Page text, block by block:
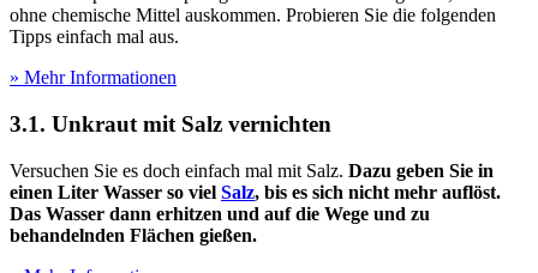
ohne chemische Mittel auskommen. Probieren Sie die folgenden
Tipps einfach mal aus.
» Mehr Informationen
3.1. Unkraut mit Salz vernichten
Versuchen Sie es doch einfach mal mit Salz. Dazu geben Sie in
einen Liter Wasser so viel Salz, bis es sich nicht mehr auflöst.
Das Wasser dann erhitzen und auf die Wege und zu
behandelnden Flächen gießen.